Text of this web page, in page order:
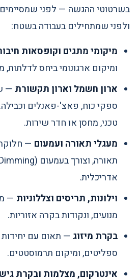
בשרטוטי ההגשה — לפני
ולפני שמתחילים בעבודה בשטח:
מיקומי מתגים וקופסאות
ומיקום ארגונומי ביחס לדלתות,
ארון חשמל וארון תקשורת —
ספקי כוח, פאצ'-פאנלים
טכני, מחסן או חדר שירות.
מעגלי תאורה ועמעום — חלוקת
אדריכלית.
וילונות, תריסים וצללוניות —
מנועים, ונקודות בקרה אזוריות.
בקרת מיזוג
ספליטים, ומיקום תרמוסטטים.
אינטרקום, מצלמות ובקרת